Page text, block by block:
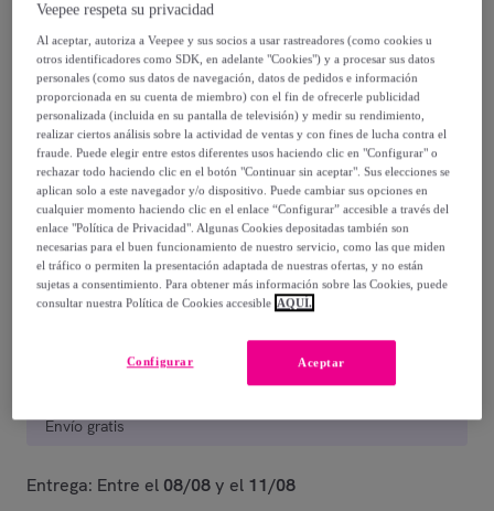
Alfombra de baño Algodón Peinado - 600
g/m2 NUT
Modelo: 50X70
8,95 €
15,00 €
-40%
Vendido porONNA STUDIO
Envío gratis
Entrega: Entre el 08/08y el 11/08
Veepee respeta su privacidad
Al aceptar, autoriza a Veepee y sus socios a usar rastreadores (como cookies u
otros identificadores como SDK, en adelante "Cookies") y a procesar sus datos
personales (como sus datos de navegación, datos de pedidos e información
proporcionada en su cuenta de miembro) con el fin de ofrecerle publicidad
personalizada (incluida en su pantalla de televisión) y medir su rendimiento,
realizar ciertos análisis sobre la actividad de ventas y con fines de lucha contra el
fraude. Puede elegir entre estos diferentes usos haciendo clic en "Configurar" o
rechazar todo haciendo clic en el botón "Continuar sin aceptar". Sus elecciones se
aplican solo a este navegador y/o dispositivo. Puede cambiar sus opciones en
cualquier momento haciendo clic en el enlace “Configurar” accesible a través del
enlace "Política de Privacidad". Algunas Cookies depositadas también son
necesarias para el buen funcionamiento de nuestro servicio, como las que miden
el tráfico o permiten la presentación adaptada de nuestras ofertas, y no están
sujetas a consentimiento. Para obtener más información sobre las Cookies, puede
consultar nuestra Política de Cookies accesible AQUÍ.
Aceptar
Configurar